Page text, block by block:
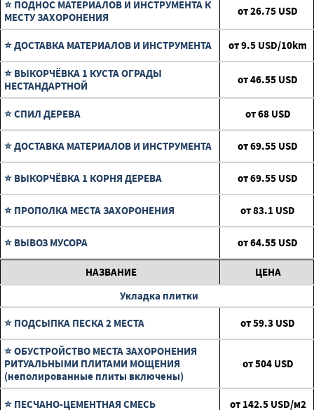
⭐ ПОДНОС МАТЕРИАЛОВ И ИНСТРУМЕНТА К
МЕСТУ ЗАХОРОНЕНИЯ
от26.75 USD
⭐ ДОСТАВКА МАТЕРИАЛОВ И ИНСТРУМЕНТА от9.5 USD/10km
⭐ ВЫКОРЧЁВКА 1 КУСТА ОГРАДЫ
НЕСТАНДАРТНОЙ
от46.55 USD
⭐ СПИЛ ДЕРЕВА от68 USD
⭐ ДОСТАВКА МАТЕРИАЛОВ И ИНСТРУМЕНТА от69.55 USD
⭐ ВЫКОРЧЁВКА 1 КОРНЯ ДЕРЕВА от69.55 USD
⭐ ПРОПОЛКА МЕСТА ЗАХОРОНЕНИЯ от83.1 USD
⭐ ВЫВОЗ МУСОРА от64.55 USD
НАЗВАНИЕ
ЦЕНА
Укладка плитки
⭐ ПОДСЫПКА ПЕСКА 2 МЕСТА от59.3 USD
⭐ ОБУСТРОЙСТВО МЕСТА ЗАХОРОНЕНИЯ
РИТУАЛЬНЫМИ ПЛИТАМИ МОЩЕНИЯ
(неполированные плиты включены)
от504 USD
⭐ ПЕСЧАНО-ЦЕМЕНТНАЯ СМЕСЬ от 142.5 USD/м2